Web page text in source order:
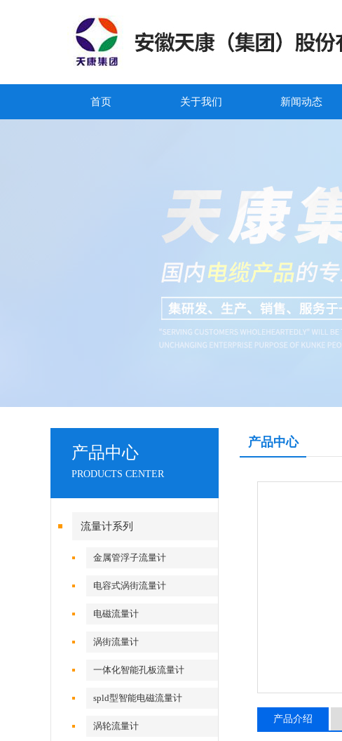
首页 关于我们 新闻动态
产品中心
PRODUCTS CENTER
流量计系列
金属管浮子流量计
电容式涡街流量计
电磁流量计
涡街流量计
一体化智能孔板流量计
spld型智能电磁流量计
涡轮流量计
产品中心
产品介绍